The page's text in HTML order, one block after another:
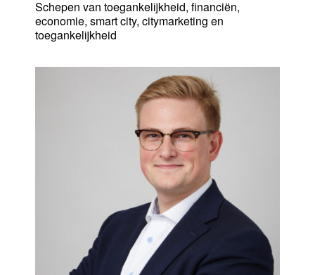
Schepen van toegankelijkheid, financiën,
economie, smart city, citymarketing en
toegankelijkheid